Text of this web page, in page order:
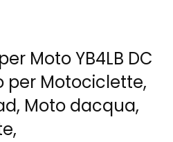
Moto YB4LB DC
per Motociclette,
Moto dacqua,